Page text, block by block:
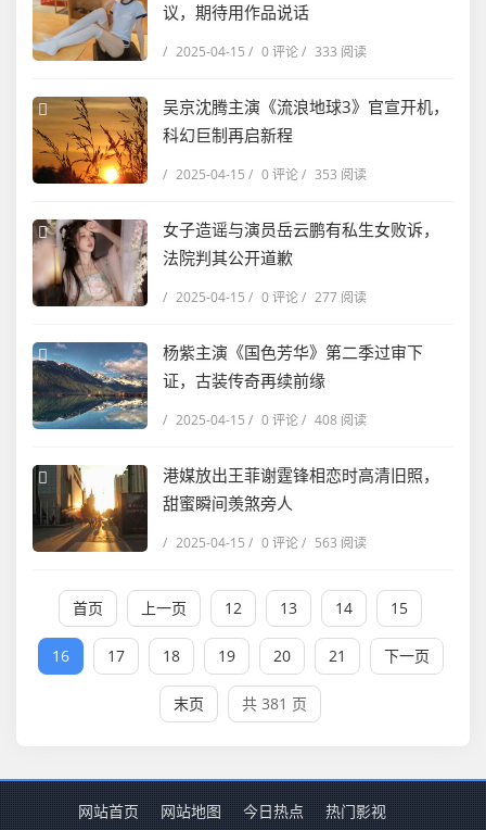
议，期待用作品说话
/ 2025-04-15 / 0 评论/ 333 阅读
吴京沈腾主演《流浪地球3》官宣开机，
科幻巨制再启新程
/ 2025-04-15 / 0 评论/ 353 阅读
女子造谣与演员岳云鹏有私生女败诉，
法院判其公开道歉
/ 2025-04-15 / 0 评论/ 277 阅读
杨紫主演《国色芳华》第二季过审下
证，古装传奇再续前缘
/ 2025-04-15 / 0 评论/ 408 阅读
港媒放出王菲谢霆锋相恋时高清旧照，
甜蜜瞬间羡煞旁人
/ 2025-04-15 / 0 评论/ 563 阅读
首页 上一页 12 13 14 15
16 17 18 19 20 21 下一页
末页 共 381 页
网站首页 网站地图 今日热点 热门影视